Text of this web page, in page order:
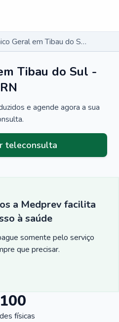
Clínico Geral em Tibau do Sul - RN
Tibau do Sul -
RN
e agende agora a sua
teleconsulta
a Medprev facilita
à saúde
somente pelo serviço
que precisar.
físicas